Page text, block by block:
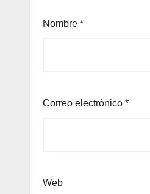
Nombre *
Correo electrónico *
Web